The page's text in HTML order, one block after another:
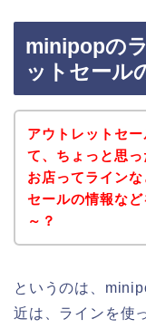
minipopの
ットセール
アウトレットセ
て、ちょっと思
お店ってライン
セールの情報な
～？
というのは、
近は、ラインを使